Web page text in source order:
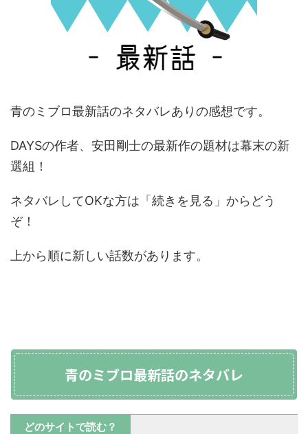
青のミブロ最新話のネタバレありの感想です。
DAYSの作者、安田剛士の最新作の題材は幕末の新
選組！
ネタバレしてOKな方は「続きを見る」からどう
ぞ！
上から順に新しい話数があります。
青のミブロ最新話のネタバレ
どのサイトで読む？